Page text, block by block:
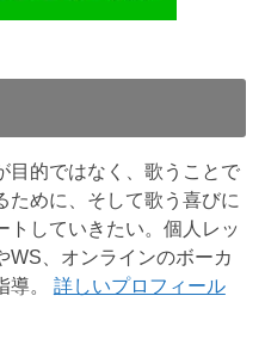
目的ではなく、歌うことで
ために、そして歌う喜びに
トしていきたい。個人レッ
WS、オンラインのボーカ
導。 詳しいプロフィール